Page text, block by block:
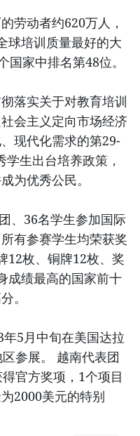
劳动者约620万人，
球培训质量最好的大
家中排名第48位。
落实关于对教育培训
会主义定向市场经济
现代化需求的第29-
生出台培养政策，
为优秀公民。
、36名学生参加国际
有参赛学生均荣获奖
12枚、铜牌12枚、奖
成绩最高的国家前十
。
5月中旬在美国达拉
参展。 越南代表团
官方奖项，1个项目
2000美元的特别